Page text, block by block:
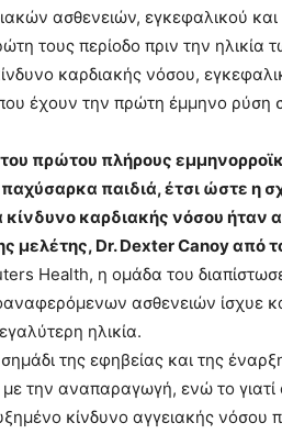
ασθενειών, εγκεφαλικού
τους περίοδο πριν την ηλικία
καρδιακής νόσου,
έχουν την πρώτη έμμηνο ρύση
πρώτου πλήρους
παιδιά, έτσι ώστε η
κίνδυνο καρδιακής νόσου
μελέτης, Dr. Dexter Canoy από
Health, η ομάδα του
ασθενειών ίσχυε
ηλικία.
της εφηβείας και της
με την αναπαραγωγή, ενώ το
κίνδυνο αγγειακής νόσου